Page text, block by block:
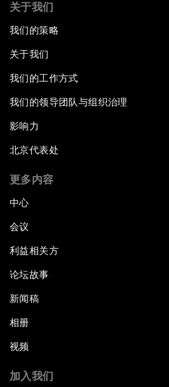
关于我们
我们的策略
关于我们
我们的工作方式
我们的领导团队与组织治理
影响力
北京代表处
更多内容
中心
会议
利益相关方
论坛故事
新闻稿
相册
视频
加入我们